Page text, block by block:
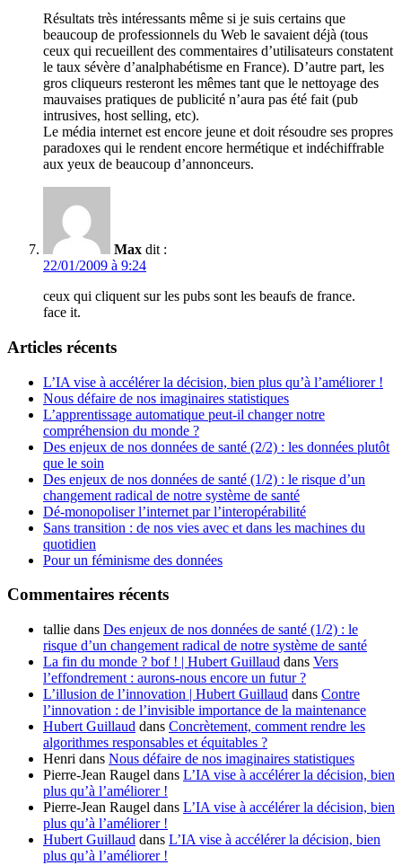
Résultats très intéressants même si je suis certains que
beaucoup de professionnels du Web le savaient déjà (tous
ceux qui recueillent des commentaires d’utilisateurs constatent
le taux sévère d’analphabétisme en France). D’autre part, les
gros cliqueurs resteront les mêmes tant que le nettoyage des
mauvaises pratiques de publicité n’aura pas été fait (pub
intrusives, host selling, etc).
Le média internet est encore jeune et doit résoudre ses propres
paradoxes qui le rendent encore hermétique et indéchiffrable
aux yeux de beaucoup d’annonceurs.
Max dit :
22/01/2009 à 9:24
ceux qui cliquent sur les pubs sont les beaufs de france.
face it.
Articles récents
L’IA vise à accélérer la décision, bien plus qu’à l’améliorer !
Nous défaire de nos imaginaires statistiques
L’apprentissage automatique peut-il changer notre
compréhension du monde ?
Des enjeux de nos données de santé (2/2) : les données plutôt
que le soin
Des enjeux de nos données de santé (1/2) : le risque d’un
changement radical de notre système de santé
Dé-monopoliser l’internet par l’interopérabilité
Sans transition : de nos vies avec et dans les machines du
quotidien
Pour un féminisme des données
Commentaires récents
tallie dans Des enjeux de nos données de santé (1/2) : le
risque d’un changement radical de notre système de santé
La fin du monde ? bof ! | Hubert Guillaud dans Vers
l’effondrement : aurons-nous encore un futur ?
L’illusion de l’innovation | Hubert Guillaud dans Contre
l’innovation : de l’invisible importance de la maintenance
Hubert Guillaud dans Concrètement, comment rendre les
algorithmes responsables et équitables ?
Henri dans Nous défaire de nos imaginaires statistiques
Pierre-Jean Raugel dans L’IA vise à accélérer la décision, bien
plus qu’à l’améliorer !
Pierre-Jean Raugel dans L’IA vise à accélérer la décision, bien
plus qu’à l’améliorer !
Hubert Guillaud dans L’IA vise à accélérer la décision, bien
plus qu’à l’améliorer !